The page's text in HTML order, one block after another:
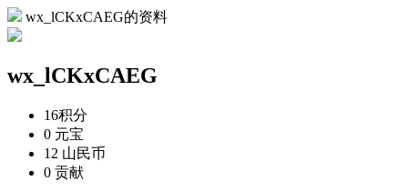
wx_lCKxCAEG的资料
wx_lCKxCAEG
16积分
0 元宝
12 山民币
0 贡献